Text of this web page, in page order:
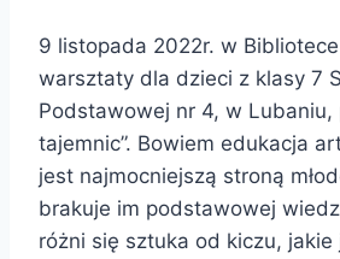
9 listopada 2022r. w Bibliotece
warsztaty dla dzieci z klasy 7
Podstawowej nr 4, w Lubaniu,
tajemnic”. Bowiem edukacja
jest najmocniejszą stroną
brakuje im podstawowej
różni się sztuka od kiczu,